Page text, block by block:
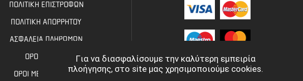
Για να διασφαλίσουμε την καλύτερη εμπειρία
πλοήγησης, στο site μας χρησιμοποιούμε cookies.
ΠΟΛΙΤΙΚΗ ΕΠΙΣΤΡΟΦΩΝ
ΠΟΛΙΤΙΚΗ ΑΠΟΡΡΗΤΟΥ
ΑΣΦΑΛΕΙΑ ΠΛΗΡΩΜΩΝ
ΟΡΟΙ ΧΡΗΣΗΣ
ΟΡΟΙ ΜΕΤΑΦΟΡΙΚΩΝ